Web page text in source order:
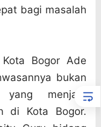
bagi masalah
Bogor Ade
bukan
menjadi
di Kota Bogor.